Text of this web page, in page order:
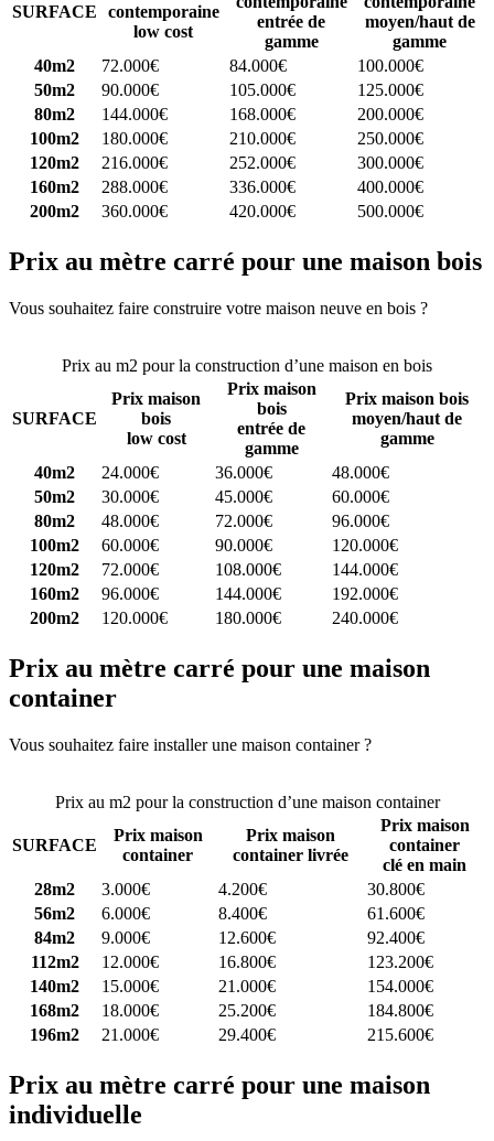
SURFACE
contemporaine
low cost
entrée de
gamme
moyen/haut de
gamme
40m2
72.000€ 84.000€
100.000€
50m2
90.000€ 105.000€
125.000€
80m2
144.000€ 168.000€
200.000€
100m2
180.000€ 210.000€
250.000€
120m2
216.000€ 252.000€
300.000€
160m2
288.000€ 336.000€
400.000€
200m2
360.000€ 420.000€ 500.000€
Prix au mètre carré pour une maison bois
Vous souhaitez faire construire votre maison neuve en bois ?
Prix au m2 pour la construction d’une maison en bois
SURFACE
Prix maison
bois
low cost
Prix maison
bois
entrée de
gamme
Prix maison bois
moyen/haut de
gamme
40m2
24.000€ 36.000€
48.000€
50m2
30.000€ 45.000€
60.000€
80m2
48.000€ 72.000€
96.000€
100m2
60.000€ 90.000€
120.000€
120m2
72.000€ 108.000€
144.000€
160m2
96.000€ 144.000€
192.000€
200m2
120.000€ 180.000€ 240.000€
Prix au mètre carré pour une maison
container
Vous souhaitez faire installer une maison container ?
Prix au m2 pour la construction d’une maison container
SURFACE
Prix maison
container
Prix maison
container livrée
Prix maison
container
clé en main
28m2
3.000€ 4.200€
30.800€
56m2
6.000€ 8.400€
61.600€
84m2
9.000€ 12.600€
92.400€
112m2
12.000€ 16.800€
123.200€
140m2
15.000€ 21.000€
154.000€
168m2
18.000€ 25.200€
184.800€
196m2
21.000€ 29.400€ 215.600€
Prix au mètre carré pour une maison
individuelle